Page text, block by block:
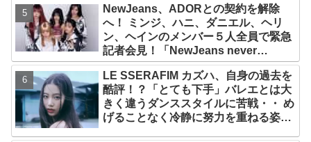
『AMORTAGE』もリリース
NewJeans、ADORとの契約を解除
へ！ ミンジ、ハニ、ダニエル、ヘリ
ン、ヘインのメンバー５人全員で緊急
記者会見！「NewJeans never
dies!」と微笑みの宣言！ ADOR側、
2029年まで契約有効と主張
LE SSERAFIM カズハ、自身の過去を
酷評！？「とても下手」バレエとは大
きく違うダンススタイルに苦戦・・ め
げることなく冷静に努力を重ねる姿に